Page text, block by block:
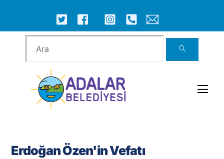
content
ICON
LABEL
ICON
LABEL
ICON
ICON
LABEL
ICON
LABEL
ICON
LABEL
Erdoğan Özen'in Vefatı